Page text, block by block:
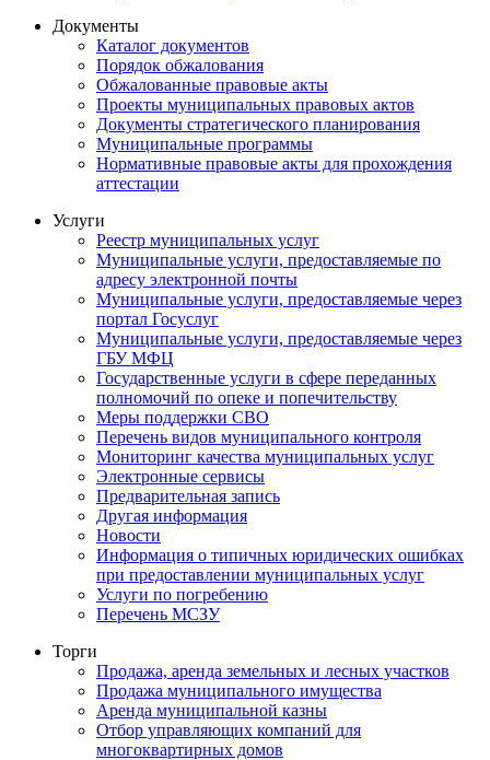
Документы
Каталог документов
Порядок обжалования
Обжалованные правовые акты
Проекты муниципальных правовых актов
Документы стратегического планирования
Муниципальные программы
Нормативные правовые акты для прохождения
аттестации
Услуги
Реестр муниципальных услуг
Муниципальные услуги, предоставляемые по
адресу электронной почты
Муниципальные услуги, предоставляемые через
портал Госуслуг
Муниципальные услуги, предоставляемые через
ГБУ МФЦ
Государственные услуги в сфере переданных
полномочий по опеке и попечительству
Меры поддержки СВО
Перечень видов муниципального контроля
Мониторинг качества муниципальных услуг
Электронные сервисы
Предварительная запись
Другая информация
Новости
Информация о типичных юридических ошибках
при предоставлении муниципальных услуг
Услуги по погребению
Перечень МСЗУ
Торги
Продажа, аренда земельных и лесных участков
Продажа муниципального имущества
Аренда муниципальной казны
Отбор управляющих компаний для
многоквартирных домов